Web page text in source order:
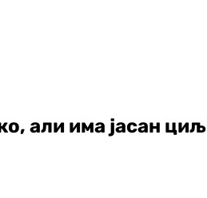
али има јасан циљ